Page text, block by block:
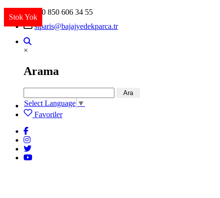
+90 850 606 34 55
siparis@bajajyedekparca.tr
×
Arama
Ara
Select Language ▼
Favoriler
Stok Yok
Stok Yok
Stok Yok